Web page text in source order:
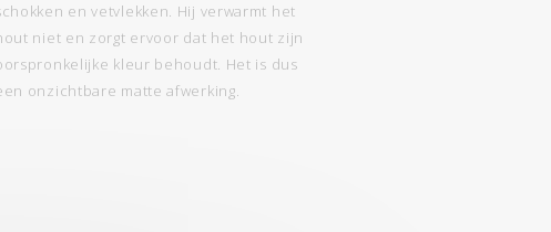
en vetvlekken. Hij verwarmt het
niet en zorgt ervoor dat het hout zijn
kleur behoudt. Het is dus
onzichtbare matte afwerking.